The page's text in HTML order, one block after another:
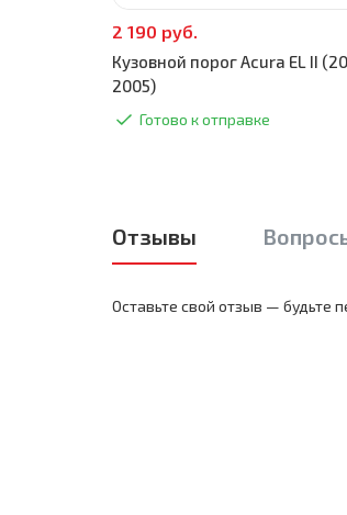
2 190 руб.
Кузовной порог Acura EL II
2005)
Готово к отправке
Отзывы
Оставьте свой отзыв — будьте